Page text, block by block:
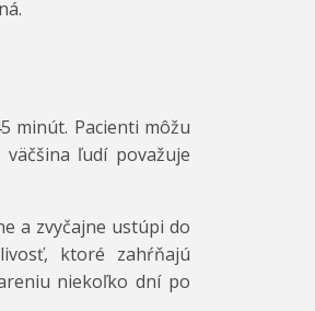
minút. Pacienti môžu
ľudí považuje
a zvyčajne ustúpi do
ktoré zahŕňajú
niekoľko dní po